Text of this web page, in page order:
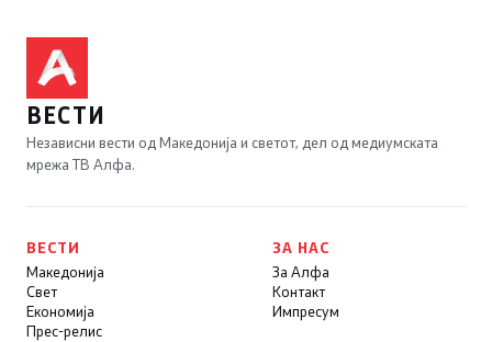
ВЕСТИ
Независни вести од Македонија и светот, дел од медиумската
мрежа ТВ Алфа.
ВЕСТИ
Македонија
Свет
Економија
Прес-релис
ЗА НАС
За Алфа
Контакт
Импресум